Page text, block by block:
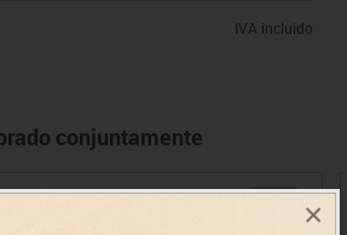
×
IVA incluido
conjuntamente